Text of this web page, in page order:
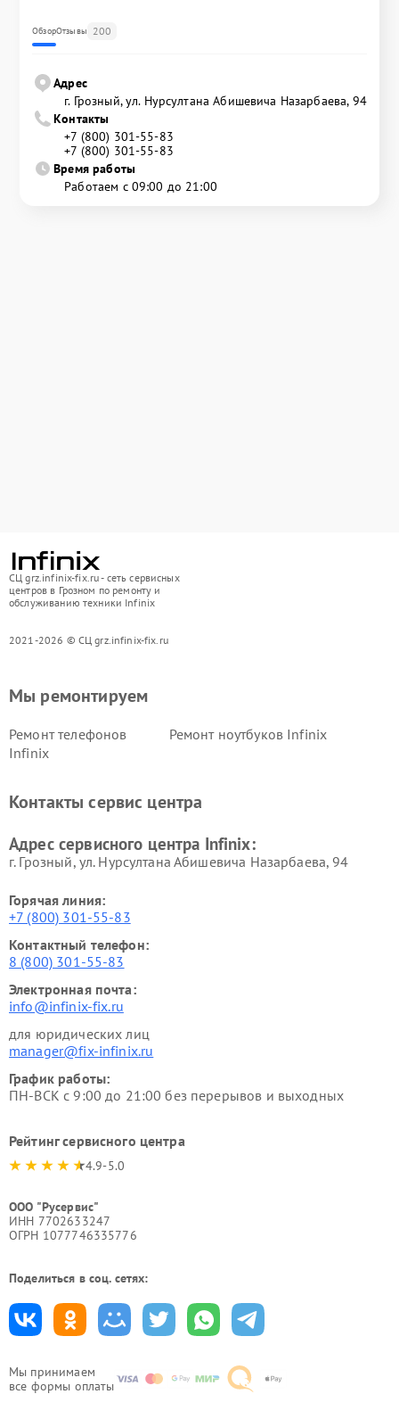
ОбзорОтзывы 200
Адрес
г. Грозный, ул. Нурсултана Абишевича Назарбаева, 94
Контакты
+7 (800) 301-55-83
+7 (800) 301-55-83
Время работы
Работаем с 09:00 до 21:00
СЦ grz.infinix-fix.ru - сеть сервисных
центров в Грозном по ремонту и
обслуживанию техники Infinix
2021-2026 © СЦ grz.infinix-fix.ru
Мы принимаем
все формы оплаты
Мы ремонтируем
Ремонт телефонов
Infinix
Ремонт ноутбуков Infinix
Контакты сервис центра
Адрес сервисного центра Infinix:
г. Грозный, ул. Нурсултана Абишевича Назарбаева, 94
Горячая линия:
+7 (800) 301-55-83
Контактный телефон:
8 (800) 301-55-83
Электронная почта:
info@infinix-fix.ru
для юридических лиц
manager@fix-infinix.ru
График работы:
ПН-ВСК с 9:00 до 21:00 без перерывов и выходных
Рейтинг сервисного центра
4.9-5.0
ООО "Русервис"
ИНН 7702633247
ОГРН 1077746335776
Поделиться в соц. сетях: